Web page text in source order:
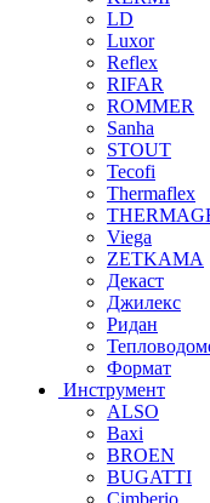
LD
Luxor
Reflex
RIFAR
ROMMER
Sanha
STOUT
Tecofi
Thermaflex
Viega
ZETKAMA
Декаст
Джилекс
Ридан
Формат
Инструмент
ALSO
Baxi
BROEN
BUGATTI
Cimberio